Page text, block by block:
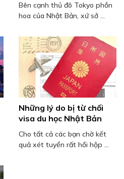
Bên cạnh thủ đô Tokyo phồn
hoa của Nhật Bản, xứ sở ...
Những lý do bị từ chối
visa du học Nhật Bản
Cho tất cả các bạn chờ kết
quả xét tuyển rất hồi hộp ...